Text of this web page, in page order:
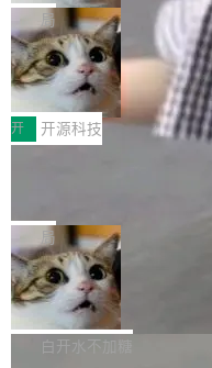
合。方案缺了、配置冲突了
哪些组合有效，作者说，你
者部落知识"。 换个写法。
变体：Switchable...
re OS，一个带连接器的聊
有科技公司做的一样。只不
样。这是 Sandstorm.io 的
那个创业公司。不同的是，
lare Workers 上——我花了
——并且深度集成了 AI。这
目 Celld，一个能在自己机
Workers 和 Durable
计思路很直接：每个对象是
数据库，按名称寻址，复制
存储库里。节点之间只通
没有控制平面，没有共识协
个小型数据库，应用天然按
库的竞争和爆炸半径问题在
了。 闲置的 cell 会休眠到
l 迁移或唤醒时，新宿主从
库继续执行。存储库是持久
局
鲁大师7月新机性能/流畅
性能、流畅双第一，三星
新折叠缺席
2026年7月的手机市场，由
增，手机厂商的日子也不好
放缓，因此硝烟味淡了许多
高价的三星折叠（三星
Fold8 / Z Flip8）外，其余
例如iQOO Z11i、REDMI
te 17 Pro、OPPO K15，
样的次旗舰。 Galaxy Z
Z Flip8三款折叠屏新机均在
部搭载骁龙8 Elite Gen5
开 开源科技
Zed 编辑器团队发布了新
个在 git commit 之间记录
本控制系统。目前处于
ltaDB 的核心思路直接写在
眼的位置：「Software is
mits」——软件是在 commit
局
SpaceXAI 单季资本开支
根据风险投资人Tomer
析）披露的最新分析与第二
白开水不加糖